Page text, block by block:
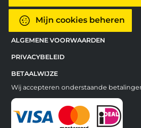
Mijn cookies beheren
ALGEMENE VOORWAARDEN
PRIVACYBELEID
BETAALWIJZE
Wij accepteren onderstaande